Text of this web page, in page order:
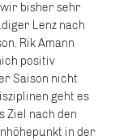
bisher sehr
Lenz nach
Rik Amann
positiv
Saison nicht
geht es
Ziel nach den
in der